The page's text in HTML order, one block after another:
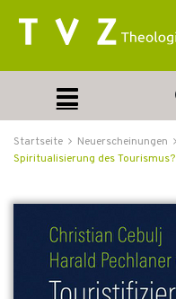
Startseite Neuerscheinungen
Spiritualisierung des Tourismus?